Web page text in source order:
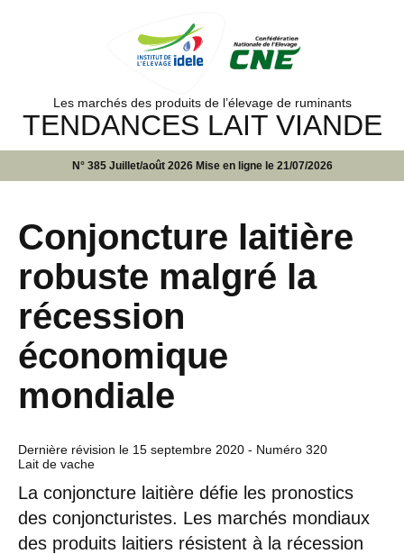
Les marchés des produits de l’élevage de ruminants
TENDANCES LAIT VIANDE
N° 385 Juillet/août 2026 Mise en ligne le 21/07/2026
Conjoncture laitière
robuste malgré la
récession
économique
mondiale
Dernière révision le 15 septembre 2020 - Numéro 320
Lait de vache
La conjoncture laitière défie les pronostics
des conjoncturistes. Les marchés mondiaux
des produits laitiers résistent à la récession